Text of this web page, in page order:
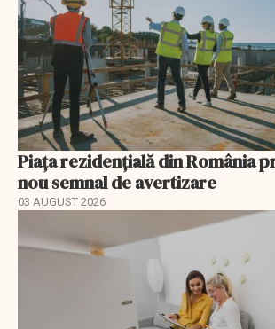
Piața rezidențială din România
nou semnal de avertizare
03 AUGUST 2026